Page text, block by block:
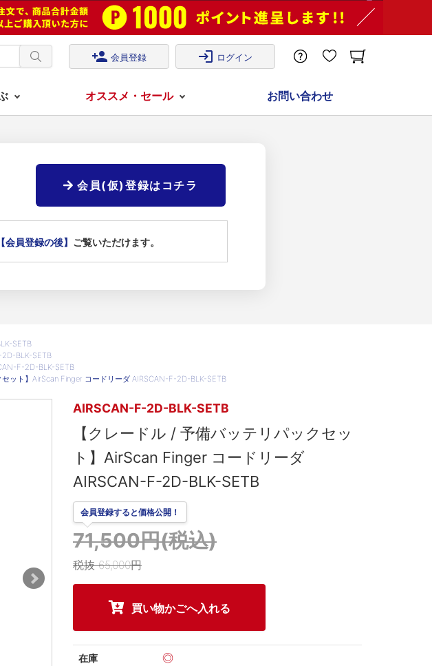
person_add 会員登録 login ログイン
オススメ・セール お問い合わせ
会員(仮)登録はコチラ
会員登録の後】 ご覧いただけます。
SETB
2D-BLK-SETB
F-2D-BLK-SETB
セット】AirScan Finger コードリーダ AIRSCAN-F-2D-BLK-SETB
AIRSCAN-F-2D-BLK-SETB
【クレードル / 予備バッテリパックセッ
ト】AirScan Finger コードリーダ
AIRSCAN-F-2D-BLK-SETB
71,500円(税込)
会員登録すると価格公開！
税抜 65,000円
在庫 ◎
買い物かごへ入れる